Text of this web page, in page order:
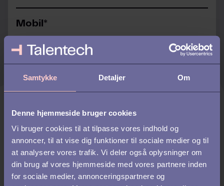
Samtykke Detaljer Om
Denne hjemmeside bruger cookies
Vi bruger cookies til at tilpasse vores indhold og
annoncer, til at vise dig funktioner til sociale medier og til
at analysere vores trafik. Vi deler også oplysninger om
din brug af vores hjemmeside med vores partnere inden
for sociale medier, annonceringspartnere og
Mobil *
Kontrollér venligst at landekoden er korrekt
Hvor mange medarbejdere har din
virksomhed?
Hvilken software er du interesseret i?
Rekruttering
Preboarding, Onboarding, Offboarding
HR
Recruitment Marketing